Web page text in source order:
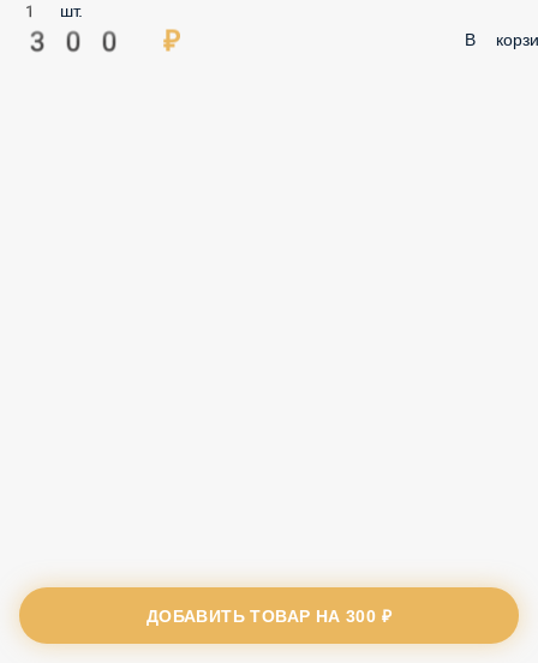
1 шт.
300 ₽ В
ДОБАВИТЬ ТОВАР НА300 ₽